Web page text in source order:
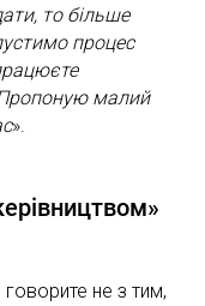
то більше
процес
малий
».
не з тим,